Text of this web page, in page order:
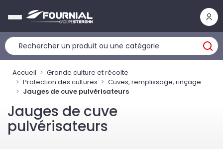
Accueil
Grande culture et récolte
Protection des cultures
Cuves, remplissage, rinçage
Jauges de cuve pulvérisateurs
Jauges de cuve
pulvérisateurs